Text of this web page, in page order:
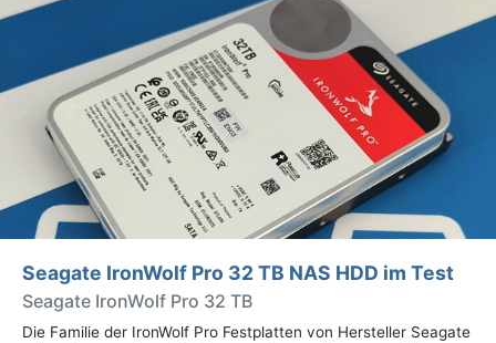
Seagate IronWolf Pro 32 TB NAS HDD im Test
Seagate IronWolf Pro 32 TB
Die Familie der IronWolf Pro Festplatten von Hersteller Seagate